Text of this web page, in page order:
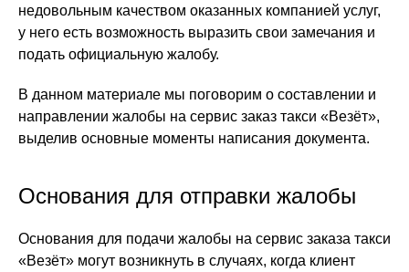
недовольным качеством оказанных компанией услуг,
у него есть возможность выразить свои замечания и
подать официальную жалобу.
В данном материале мы поговорим о составлении и
направлении жалобы на сервис заказ такси «Везёт»,
выделив основные моменты написания документа.
Основания для отправки жалобы
Основания для подачи жалобы на сервис заказа такси
«Везёт» могут возникнуть в случаях, когда клиент